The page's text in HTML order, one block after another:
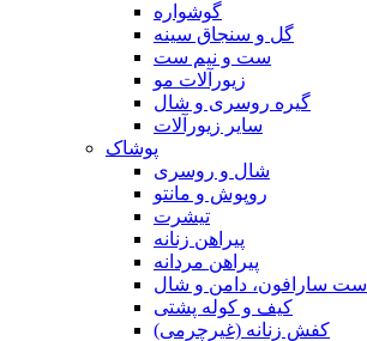
گوشواره
گل و سنجاق سینه
ست و نیم ست
زیورآلات مو
گیره روسری و شال
سایر زیورآلات
پوشاک
شال و روسری
روپوش و مانتو
تیشرت
پیراهن زنانه
پیراهن مردانه
ست سارافون، دامن و شال
کیف و کوله پشتی
کفش زنانه (غیرچرمی)